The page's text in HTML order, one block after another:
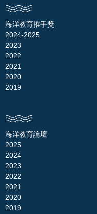
海洋教育推手獎
2024-2025
2023
2022
2021
2020
2019
海洋教育論壇
2025
2024
2023
2022
2021
2020
2019